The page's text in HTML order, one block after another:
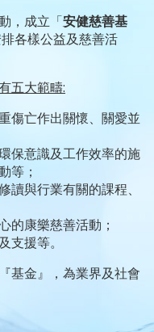
，成立「安健慈善基
各樣公益及慈善活
五大範疇:
傷亡作出關懷、關愛並
保意識及工作效率的施
等；
讀與行業有關的課程、
的康樂慈善活動；
支援等。
基金』，為業界及社會